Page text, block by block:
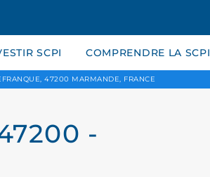
SCPI COMPRENDRE LA SCPI
47200 MARMANDE, FRANCE
-